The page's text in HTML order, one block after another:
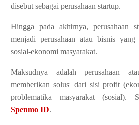
disebut sebagai perusahaan startup.
Hingga pada akhirnya, perusahaan
menjadi perusahaan atau bisnis yang
sosial-ekonomi masyarakat.
Maksudnya adalah perusahaan
memberikan solusi dari sisi profit
problematika masyarakat (sosial).
Spenmo ID.